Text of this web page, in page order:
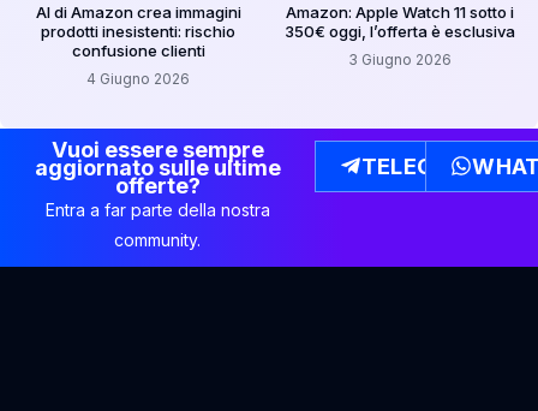
AI di Amazon crea immagini
prodotti inesistenti: rischio
confusione clienti
4 Giugno 2026
Amazon: Apple Watch 11 sotto i
350€ oggi, l’offerta è esclusiva
3 Giugno 2026
Vuoi essere sempre
aggiornato sulle ultime
offerte?
Entra a far parte della nostra
community.
TELEGRAM